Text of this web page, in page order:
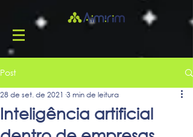
Post
Inteligência artificial
28 de set. de 2021 3 min de leitura